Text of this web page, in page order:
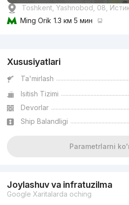
Toshkent, Yashnobod, 08,
Ming Orik 1.3 км 5 мин
Xususiyatlari
Ta'mirlash
Isitish Tizimi
Devorlar
Ship Balandligi
Parametrlarni
Joylashuv va infratuzilma
Google Xaritalarda oching